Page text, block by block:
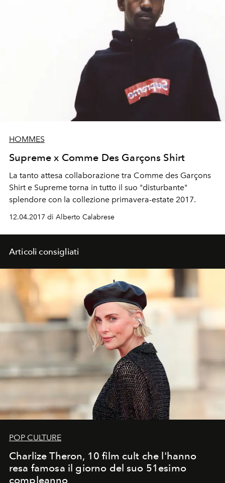
HOMMES
Supreme x Comme Des Garçons Shirt
La tanto attesa collaborazione tra Comme des Garçons
Shirt e Supreme torna in tutto il suo "disturbante"
splendore con la collezione primavera-estate 2017.
12.04.2017 di Alberto Calabrese
Articoli consigliati
POP CULTURE
Charlize Theron, 10 film cult che l'hanno
resa famosa il giorno del suo 51esimo
compleanno